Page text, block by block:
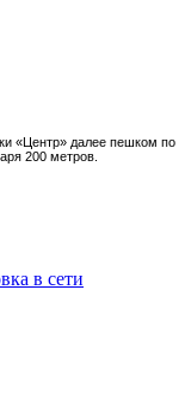
«Центр» далее пешком по
200 метров.
в сети